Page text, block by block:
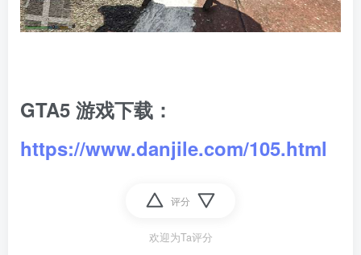
GTA5 游戏下载：
https://www.danjile.com/105.html
评分
欢迎为Ta评分